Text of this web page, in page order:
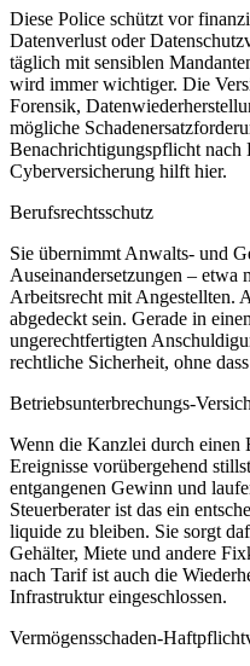
Diese Police schützt vor
Datenverlust oder
täglich mit sensiblen
wird immer wichtiger. Die
Forensik,
mögliche
Benachrichtigungspflicht
Cyberversicherung hilft hier.
Berufsrechtsschutz
Sie übernimmt Anwalts- und
Auseinandersetzungen – etwa
Arbeitsrecht mit Angestellten.
abgedeckt sein. Gerade in
ungerechtfertigten
rechtliche Sicherheit, ohne
Betriebsunterbrechungs-
Wenn die Kanzlei durch einen
Ereignisse vorübergehend
entgangenen Gewinn und
Steuerberater ist das ein
liquide zu bleiben. Sie sorgt
Gehälter, Miete und andere
nach Tarif ist auch die
Infrastruktur eingeschlossen.
Vermögensschaden-